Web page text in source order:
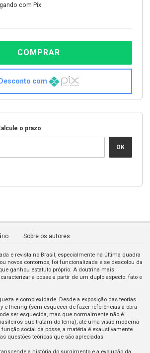
com Pix
Desconto com
o prazo
OK
Sobre os autores
e revista no Brasil, especialmente na última quadra
novos contornos, foi funcionalizada e se descolou da
ganhou estatuto próprio. A doutrina mais
a posse a partir de um duplo aspecto: fato e
e complexidade. Desde a exposição das teorias
e Ihering (sem esquecer de fazer referências à obra
ser esquecida, mas que normalmente não é
que tratam do tema), até uma visão moderna
social da posse, a matéria é exaustivamente
questões teóricas que são apreciadas.
a história do surgimento e a evolução da